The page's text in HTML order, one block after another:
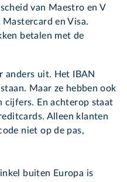
van Maestro en V
Mastercard en Visa.
betalen met de
anders uit. Het IBAN
Maar ze hebben ook
cijfers. En achterop staat
Alleen klanten
niet op de pas,
buiten Europa is